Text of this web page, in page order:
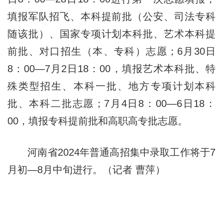
填报军队招飞、本科提前批（公安、司法专科
随该批）、国家专项计划本科批、艺术本科提
前批、对口招生（本、专科）志愿；6月30日
8：00—7月2日 18：00 ，填报艺术本科批、特
殊类型招生、本科一批、地方专项计划本科
批、本科二批志愿；7月4日8：00—6日 18：
00，填报专科提前批和高职高专批志愿。
河南省2024年普通高招集中录取工作将于7
月初—8月中旬进行。（记者 曹萍）